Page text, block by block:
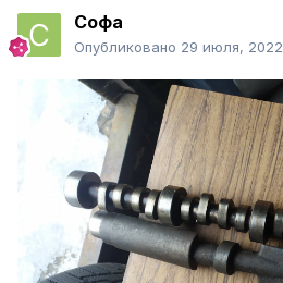
Софа
Опубликовано 29 июля, 2022